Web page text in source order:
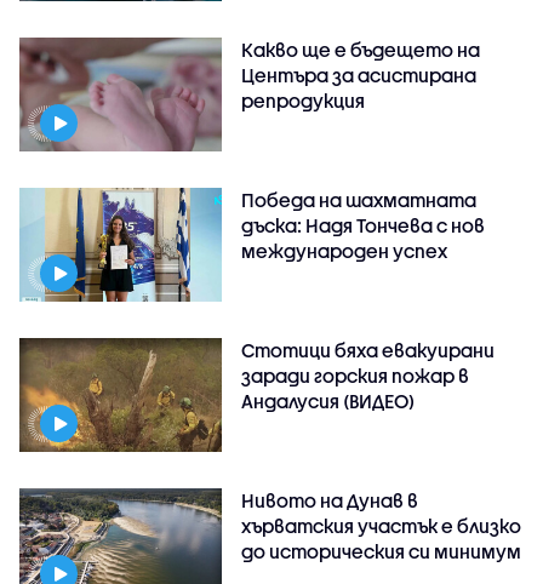
Какво ще е бъдещето на
Центъра за асистирана
репродукция
Победа на шахматната
дъска: Надя Тончева с нов
международен успех
Стотици бяха евакуирани
заради горския пожар в
Андалусия (ВИДЕО)
Нивото на Дунав в
хърватския участък е близко
до историческия си минимум